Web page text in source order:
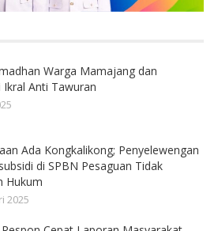
Warga Mamajang dan
Ikral Anti Tawuran
Ada Kongkalikong; Penyelewengan
di SPBN Pesaguan Tidak
Hukum
2025